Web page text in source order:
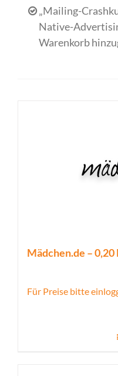
„Mailing-
Native-
Warenkorb
Mädchen.de –
Für Preise bitte